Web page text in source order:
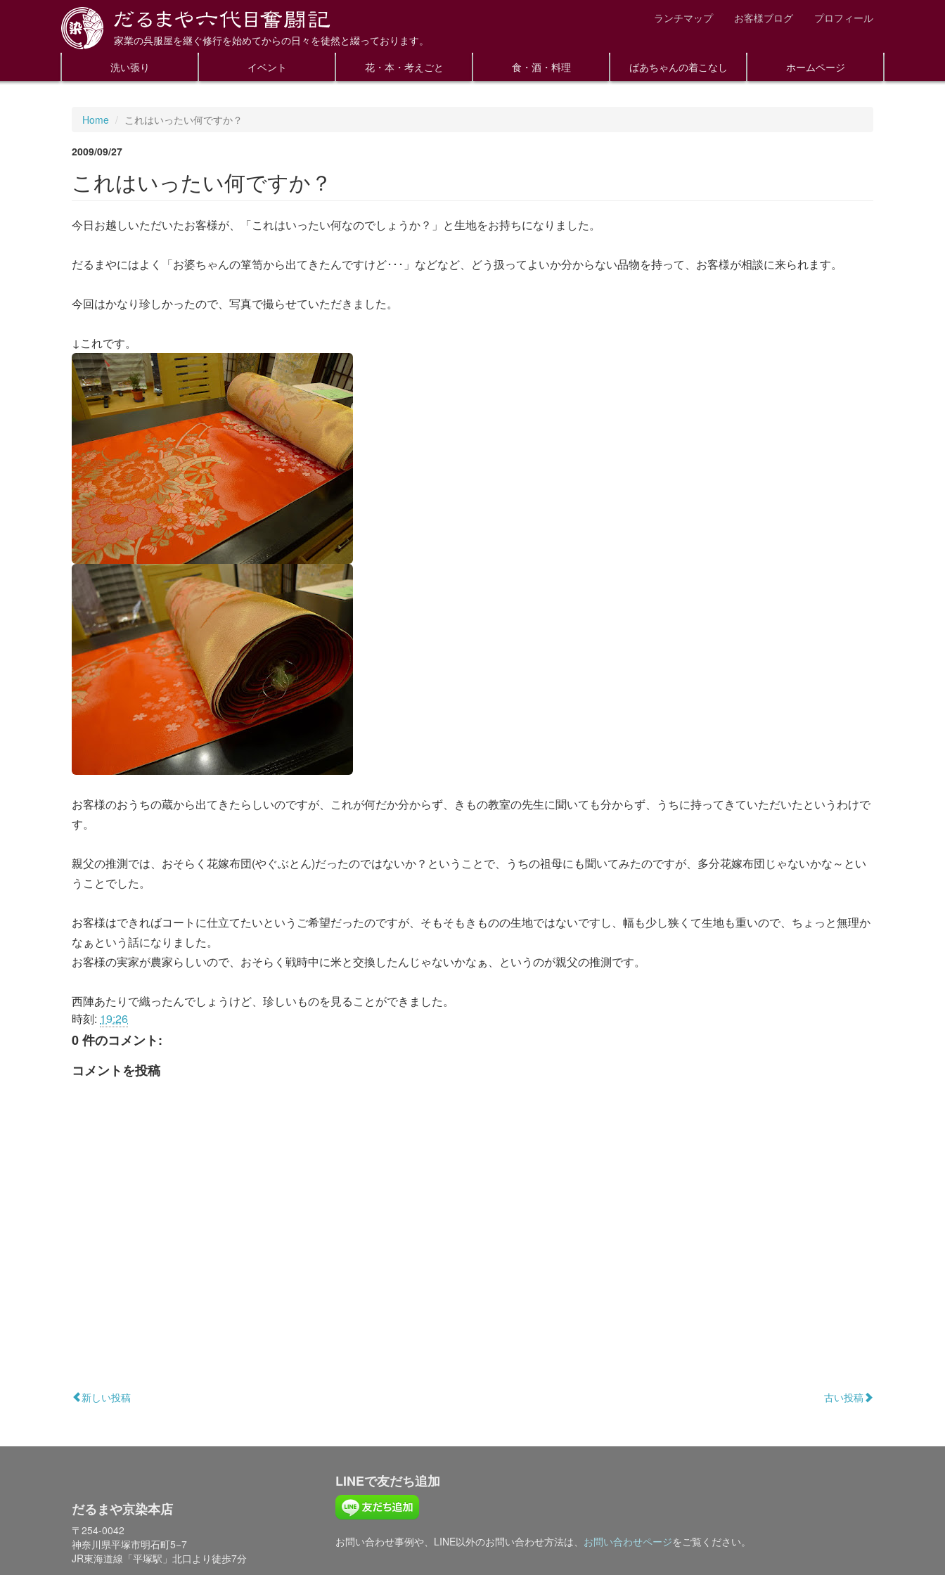
家業の呉服屋を継ぐ修行を始めてからの日々を徒然と綴っております。
ランチマップ お客様ブログ プロフィール
洗い張り イベント 花・本・考えごと 食・酒・料理 ばあちゃんの着こなし ホームページ
Home これはいったい何ですか？
2009/09/27
これはいったい何ですか？
今日お越しいただいたお客様が、「これはいったい何なのでしょうか？」と生地をお持ちになりました。
だるまやにはよく「お婆ちゃんの箪笥から出てきたんですけど･･･」などなど、どう扱ってよいか分からない品物を持って、お客様が相談に来られます。
今回はかなり珍しかったので、写真で撮らせていただきました。
↓これです。
お客様のおうちの蔵から出てきたらしいのですが、これが何だか分からず、きもの教室の先生に聞いても分からず、うちに持ってきていただいたというわけで
す。
親父の推測では、おそらく花嫁布団(やぐぶとん)だったのではないか？ということで、うちの祖母にも聞いてみたのですが、多分花嫁布団じゃないかな～とい
うことでした。
お客様はできればコートに仕立てたいというご希望だったのですが、そもそもきものの生地ではないですし、幅も少し狭くて生地も重いので、ちょっと無理か
なぁという話になりました。
お客様の実家が農家らしいので、おそらく戦時中に米と交換したんじゃないかなぁ、というのが親父の推測です。
西陣あたりで織ったんでしょうけど、珍しいものを見ることができました。
時刻: 19:26
0 件のコメント:
コメントを投稿
新しい投稿 古い投稿
だるまや京染本店
〒254-0042
神奈川県平塚市明石町5−7
JR東海道線「平塚駅」北口より徒歩7分
LINEで友だち追加
お問い合わせ事例や、LINE以外のお問い合わせ方法は、 お問い合わせページをご覧ください。